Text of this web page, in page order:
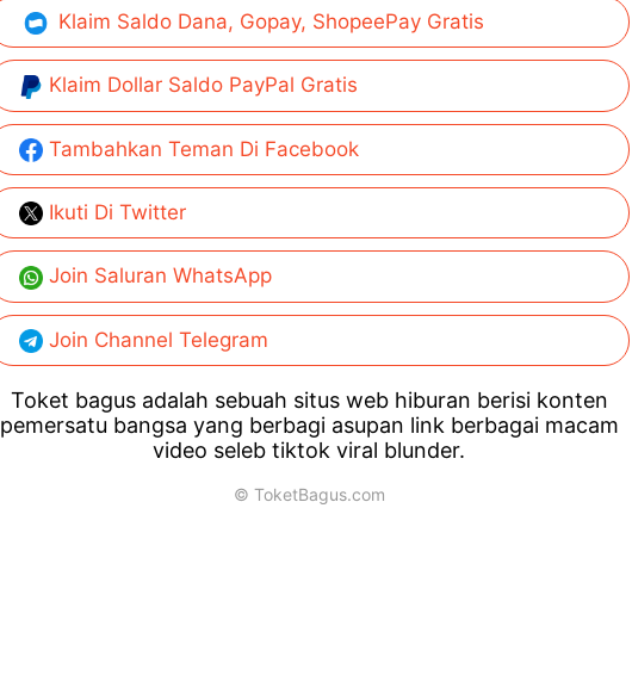
Klaim Saldo Dana, Gopay, ShopeePay Gratis
Klaim Dollar Saldo PayPal Gratis
Tambahkan Teman Di Facebook
Ikuti Di Twitter
Join Saluran WhatsApp
Join Channel Telegram
Toket bagus adalah sebuah situs web hiburan berisi konten
pemersatu bangsa yang berbagi asupan link berbagai macam
video seleb tiktok viral blunder.
© ToketBagus.com